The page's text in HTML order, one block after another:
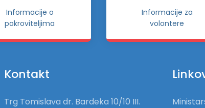
Informacije o
pokroviteljima
Informacije za
volontere
Kontakt
Trg Tomislava dr. Bardeka 10/10 III.